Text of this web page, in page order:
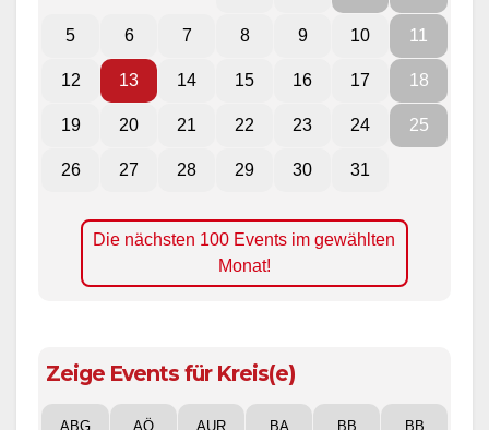
5 6 7 8 9 10 11
12 13 14 15 16 17 18
19 20 21 22 23 24 25
26 27 28 29 30 31
Die nächsten 100 Events im gewählten
Monat!
Zeige Events für Kreis(e)
ABG AÖ AUR BA BB BB